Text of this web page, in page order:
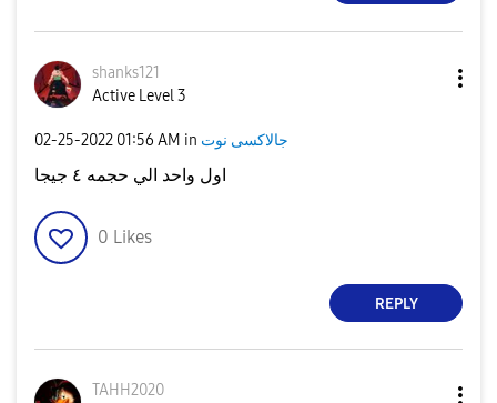
shanks121
Active Level 3
‎02-25-2022 01:56 AM in جالاكسى نوت
اول واحد الي حجمه ٤ جيجا
0 Likes
REPLY
TAHH2020